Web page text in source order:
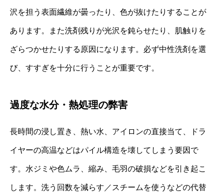
沢を担う表面繊維が曇ったり、色が抜けたりすることが
あります。また洗剤残りが光沢を鈍らせたり、肌触りを
ざらつかせたりする原因になります。必ず中性洗剤を選
び、すすぎを十分に行うことが重要です。
過度な水分・熱処理の弊害
長時間の浸し置き、熱い水、アイロンの直接当て、ドラ
イヤーの高温などはパイル構造を壊してしまう要因で
す。水ジミや色ムラ、縮み、毛羽の破損などを引き起こ
します。洗う回数を減らす／スチームを使うなどの代替